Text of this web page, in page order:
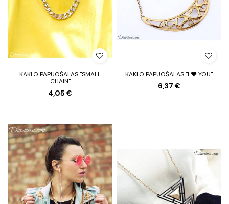
KAKLO PAPUOŠALAS "SMALL
CHAIN"
4,05 €
KAKLO PAPUOŠALAS "I ❤ YOU"
6,37 €